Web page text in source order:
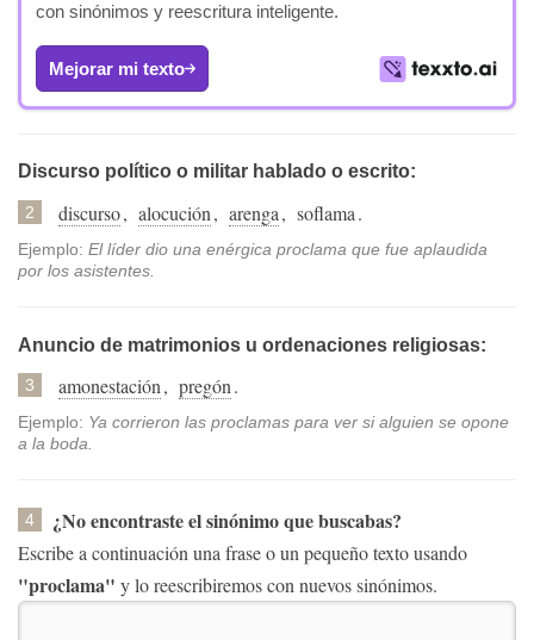
con sinónimos y reescritura inteligente.
Mejorar mi texto
Discurso político o militar hablado o escrito:
2 discurso, alocución, arenga, soflama.
Ejemplo: El líder dio una enérgica proclama que fue aplaudida
por los asistentes.
Anuncio de matrimonios u ordenaciones religiosas:
3 amonestación, pregón.
Ejemplo: Ya corrieron las proclamas para ver si alguien se opone
a la boda.
4 ¿No encontraste el sinónimo que buscabas?
Escribe a continuación una frase o un pequeño texto usando
"proclama" y lo reescribiremos con nuevos sinónimos.